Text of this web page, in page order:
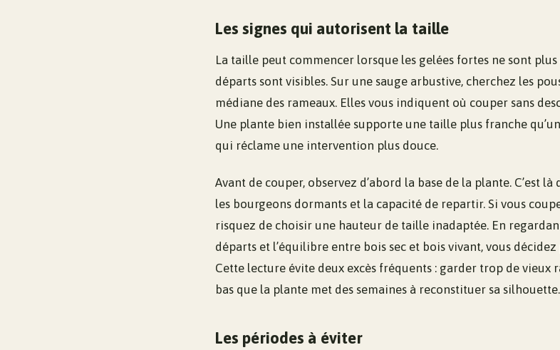
Les signes qui autorisent la taille
La taille peut commencer lorsque les gelées fortes ne sont
départs sont visibles. Sur une sauge arbustive, cherchez les
médiane des rameaux. Elles vous indiquent où couper sans
Une plante bien installée supporte une taille plus franche
qui réclame une intervention plus douce.
Avant de couper, observez d’abord la base de la plante. C’est
les bourgeons dormants et la capacité de repartir. Si vous
risquez de choisir une hauteur de taille inadaptée. En
départs et l’équilibre entre bois sec et bois vivant, vous
Cette lecture évite deux excès fréquents : garder trop de vieux
bas que la plante met des semaines à reconstituer sa silhouette.
Les périodes à éviter